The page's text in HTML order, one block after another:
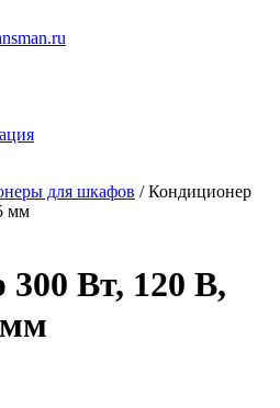
для шкафов / Кондиционер
мм
Вт, 120 В,
мм